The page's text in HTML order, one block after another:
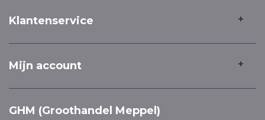
Klantenservice
Mijn account
GHM (Groothandel Meppel)